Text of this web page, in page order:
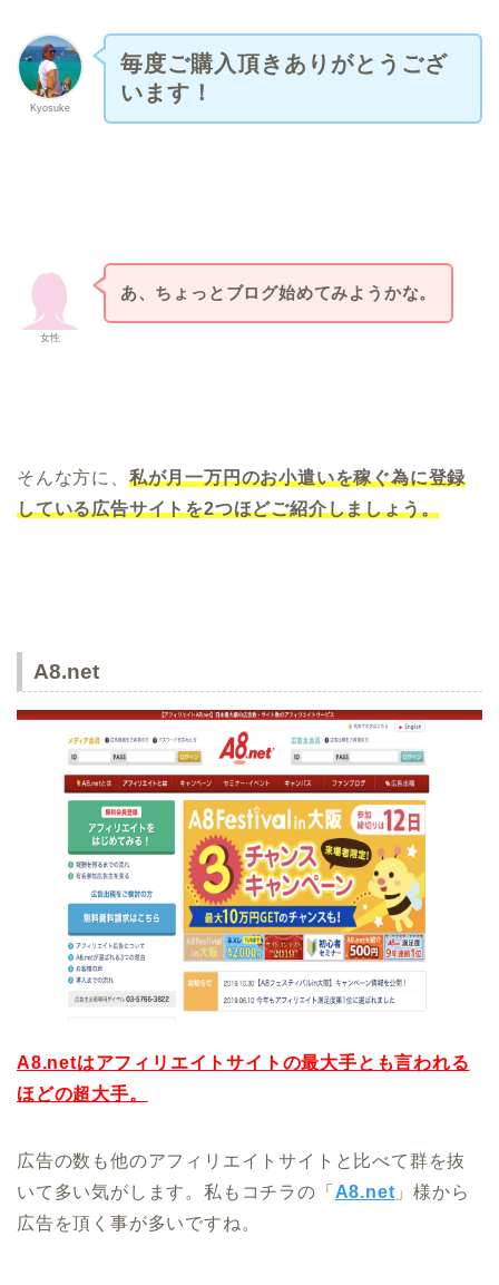
Kyosuke
毎度ご購入頂きありがとうござ
います！
女性
あ、ちょっとブログ始めてみようかな。
そんな方に、 私が月一万円のお小遣いを稼ぐ為に登録
している広告サイトを2つほどご紹介しましょう。
A8.net
A8.netはアフィリエイトサイトの最大手とも言われる
ほどの超大手。
広告の数も他のアフィリエイトサイトと比べて群を抜
いて多い気がします。私もコチラの「 A8.net 」様から
広告を頂く事が多いですね。